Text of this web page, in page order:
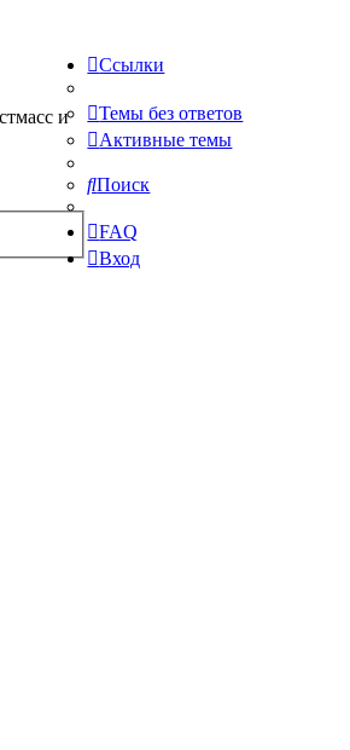
и
Ссылки
Темы без ответов
Активные темы
Поиск
FAQ
Вход